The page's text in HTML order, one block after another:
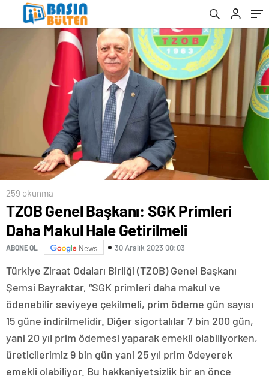
259 okunma
TZOB Genel Başkanı: SGK Primleri
Daha Makul Hale Getirilmeli
ABONE OL News 30 Aralık 2023 00:03
Türkiye Ziraat Odaları Birliği (TZOB) Genel Başkanı
Şemsi Bayraktar, “SGK primleri daha makul ve
ödenebilir seviyeye çekilmeli, prim ödeme gün sayısı
15 güne indirilmelidir. Diğer sigortalılar 7 bin 200 gün,
yani 20 yıl prim ödemesi yaparak emekli olabiliyorken,
üreticilerimiz 9 bin gün yani 25 yıl prim ödeyerek
emekli olabiliyor. Bu hakkaniyetsizlik bir an önce